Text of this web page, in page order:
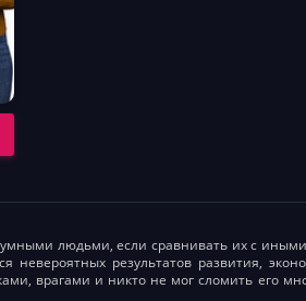
людьми, если сравнивать их с
невероятных результатов развития,
врагами и никто не мог сломить его